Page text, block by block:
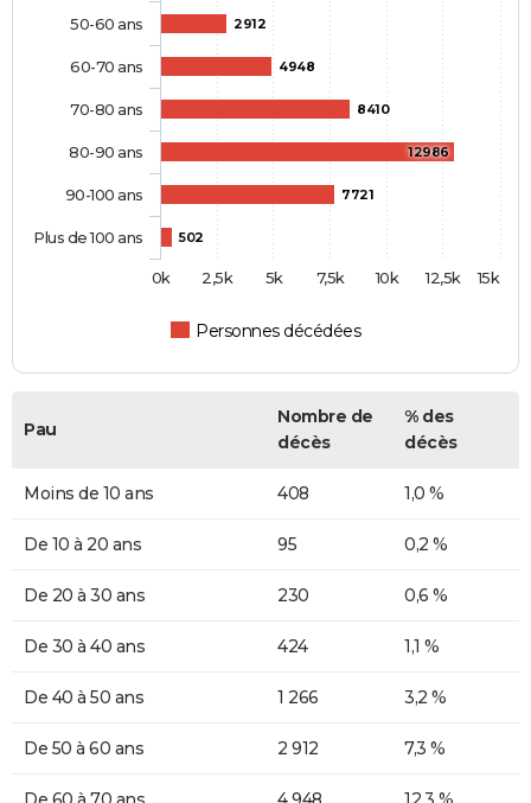
2912
4948
8410
12986
7721
502
Personnes décédées
50-60 ans
60-70 ans
70-80 ans
80-90 ans
90-100 ans
Plus de 100 ans
0k 2,5k 5k 7,5k 10k 12,5k 15k
Pau
Nombre de
décès
% des
décès
Moins de 10 ans 408 1,0 %
De 10 à 20 ans 95 0,2 %
De 20 à 30 ans 230 0,6 %
De 30 à 40 ans 424 1,1 %
De 40 à 50 ans 1 266 3,2 %
De 50 à 60 ans 2 912 7,3 %